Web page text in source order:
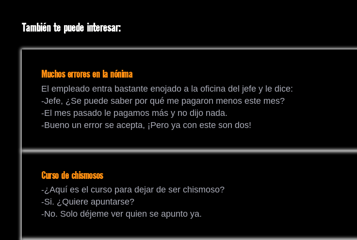
También te puede interesar:
Muchos errores en la nónima
El empleado entra bastante enojado a la oficina del jefe y le dice:
-Jefe, ¿Se puede saber por qué me pagaron menos este mes?
-El mes pasado le pagamos más y no dijo nada.
-Bueno un error se acepta, ¡Pero ya con este son dos!
Curso de chismosos
-¿Aquí es el curso para dejar de ser chismoso?
-Si. ¿Quiere apuntarse?
-No. Solo déjeme ver quien se apunto ya.